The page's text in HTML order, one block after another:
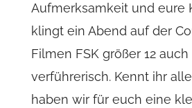
Aufmerksamkeit und eure
klingt ein Abend auf der
Filmen FSK größer 12 auch
verführerisch. Kennt ihr
haben wir für euch eine